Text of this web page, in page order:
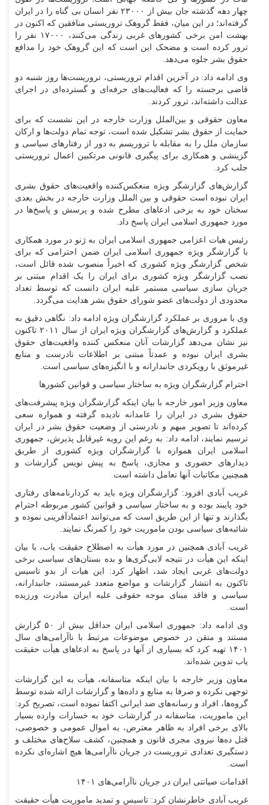
چهار دهه گذشته جان بیش از ۲۳۰۰۰ نفر انسان بی گناه را در ایران
گرفته‌اند؛ در این میان، فقط گروهک تروریستی منافقین که اکنون در
بهشت امن برخی کشور‌های غربی زندگی می‌کنند، ۱۷۰۰۰ نفر را
ترور کرده است و مضحک این است که این گروهک خود را مدافع
حقوق بشر جلوه می‌دهد.
وی ادامه داد: در آخرین اقدام تروریستی، تروریست‌ها روز شنبه دو
قاضی برجسته را که فعالیت‌های حرفه‌ای و گسترده‌ای در اجرای
عدالت داشته‌اند، ترور کردند.
معاون حقوقی و بین‌الملل وزارت خارجه در این نشست که برای
حمایت از حقوق بشر تشکیل شده است‏، توجه تمام دولت‌ها و ارکان
سازمان ملل را به مقابله با تروریسم به دور از رفتار‌های سیاسی و
گزینشی و همکاری برای پیگیری قانونی مرتکبین اعمال تروریستی
جلب کرد.
گزارش‌های گزارشگر ویژه منعکس‌کننده واقعیت‌های حقوق بشری
ایران نبوده است حقوقی و بین الملل وزارت خارجه در بخش بعدی
سخنان خود به برخی ادعا‌های مطرح شده و پرسش و پاسخ‌ها در
مورد جمهوری اسلامی ایران پاسخ داد.
رئیس هیات اعزامی جمهوری اسلامی ایران به ژنو در مورد همکاری
با گزارشگر ویژه جمهوری اسلامی ایران ضمن احترامی که برای
شخص گزارشگر ویژه کشوری که اخیراً منصوب شده قائل است،
نصب گزارشگر ویژه کشوری برای ایران را یک اقدام مبتنی بر
جریان سازی سیاسی مستمر علیه ایران دانست که توسط تعداد
محدودی از دولت‌های عضو شورای حقوق بشر هدایت می‌گردد.
وی با مروری بر عملکرد گزارشگران ویژه ادامه داد: نگاهی دقیق به
عملکرد و گزارش‌های گزارشگران ویژه ایران از سال ۲۰۱۱ تاکنون
نیز نشان می‌دهد گزارشات آنان منعکس کننده واقعیت‌های حقوق
بشری ایران نبوده و عمدتاً مبتنی بر اطلاعات نادرست و منابع
غیرموثق با رویکردی جانبدارانه و با انگیزه‌های سیاسی است.
احترام گزارشگران ویژه به ساختار سیاسی و قوانین کشور‌ها
معاون وزیر امور خارجه با بیان اینکه گزارشگران ویژه پیشرفت‌های
حقوق بشری در ایران را عامدانه نادیده گرفته و همواره سعی
کرده‌اند تا تصویر مبهم و نادرستی از وضعیت حقوق بشر در ایران
ترسیم نمایند، ادامه داد: به رغم این رویه غیرقابل پذیرش، جمهوری
اسلامی ایران همواره با گزارشگران ویژه کشوری از طریق
دیدار‌های حضوری و مجازی، پاسخ به پیش نویس گزارشات و
همچنین مکاتبات آنها تعامل داشته است.
غریب آبادی افزود: گزارشگران ویژه باید به کردارنامه‌های رفتاری
خود پایبند بوده و به ساختار سیاسی و قوانین کشور مربوطه احترام
بگذارند و تنها از این طریق است که می‌توانند اعتمادآفرینی نموده و
شائبه‌های سیاسی بودن ماموریت خود را کمرنگ نمایند.
غریب آبادی همچنین در مورد هیأت به اصطلاح حقیقت یاب، با بیان
اینکه این هیأت در نتیجه لابی‌گری‌ها و بده بستان‌های سیاسی برخی
دولت‌های غربی ایجاد شد، اظهار کرد: این هیات از بدو تاسیس
تاکنون به انتشار گزارشات و مواضع متعدد غیرمستند، جانبدارانه،
سیاسی و فاقد مبنای موجه حقوقی علیه ایران مبادرت ورزیده
است.
وی ادامه داد: جمهوری اسلامی ایران حداقل بیش از ۵۰ گزارش
مستند و متقن در خصوص موضوعات مرتبط با ناآرامی‌های سال
۱۴۰۱ تهیه کرد که بسیاری از آنها در پاسخ به ادعا‌های هیأت حقیقت
یاب تدوین شده‌اند.
معاون وزیر خارجه با بیان اینکه متاسفانه، هیأت به این گزارشات
توجهی نکرده و صرفا به منابع و داده‌ها و گزارشات ارائه شده توسط
گروه‌ها، افراد و رسانه‌های ضد ایرانی اکتفا نموده است، تصریح کرد:
این ماموریت، متاسفانه در گزارشات خود به خسارات وارده بسیار
بالای برخی افراد به ظاهر معترض، به اموال عمومی و خصوصی،
قتل ده‌ها نیروی مجری قانون و همچنین، کشف سلاح‌های مختلف و
دستگیری تعدادی تروریست در جریان ناآرامی‌ها هیچ اشاره‌ای نکرده
است.
اقدامات صیانتی ایران در جریان ناآرامی‌های ۱۴۰۱
غریب آبادی خاطرنشان کرد: تاسیس و تمدید ماموریت هیأت حقیقت